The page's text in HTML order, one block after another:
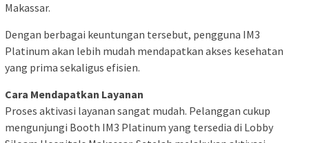
Makassar.
Dengan berbagai keuntungan tersebut, pengguna IM3
Platinum akan lebih mudah mendapatkan akses kesehatan
yang prima sekaligus efisien.
Cara Mendapatkan Layanan
Proses aktivasi layanan sangat mudah. Pelanggan cukup
mengunjungi Booth IM3 Platinum yang tersedia di Lobby